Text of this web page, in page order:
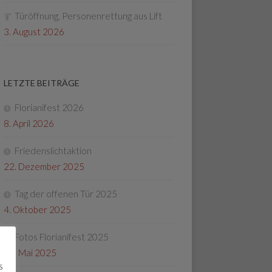
Türöffnung, Personenrettung aus Lift
3. August 2026
LETZTE BEITRÄGE
Florianifest 2026
8. April 2026
Friedenslichtaktion
22. Dezember 2025
Tag der offenen Tür 2025
4. Oktober 2025
Fotos Florianifest 2025
13. Mai 2025